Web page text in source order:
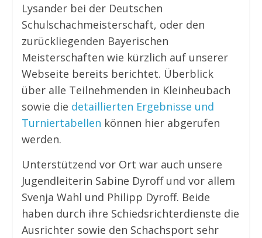
Lysander bei der Deutschen
Schulschachmeisterschaft, oder den
zurückliegenden Bayerischen
Meisterschaften wie kürzlich auf unserer
Webseite bereits berichtet. Überblick
über alle Teilnehmenden in Kleinheubach
sowie die detaillierten Ergebnisse und
Turniertabellen können hier abgerufen
werden.
Unterstützend vor Ort war auch unsere
Jugendleiterin Sabine Dyroff und vor allem
Svenja Wahl und Philipp Dyroff. Beide
haben durch ihre Schiedsrichterdienste die
Ausrichter sowie den Schachsport sehr